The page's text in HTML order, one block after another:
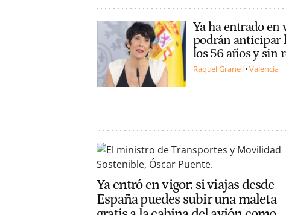
Ya ha entrado en
podrán anticipar
los 56 años y sin
Raquel Granell Valencia
Ya entró en vigor: si viajas desde
España puedes subir una maleta